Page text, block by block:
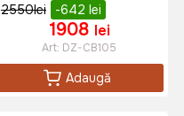
2550lei -642 lei
1908 lei
Art: DZ-CB105
Adaugă